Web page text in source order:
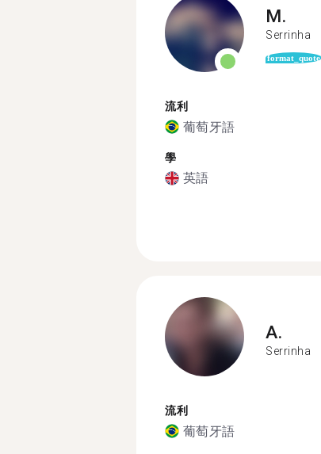
M.
Serrinha
format_quote
流利
葡萄牙語
學
英語
A.
Serrinha
流利
葡萄牙語